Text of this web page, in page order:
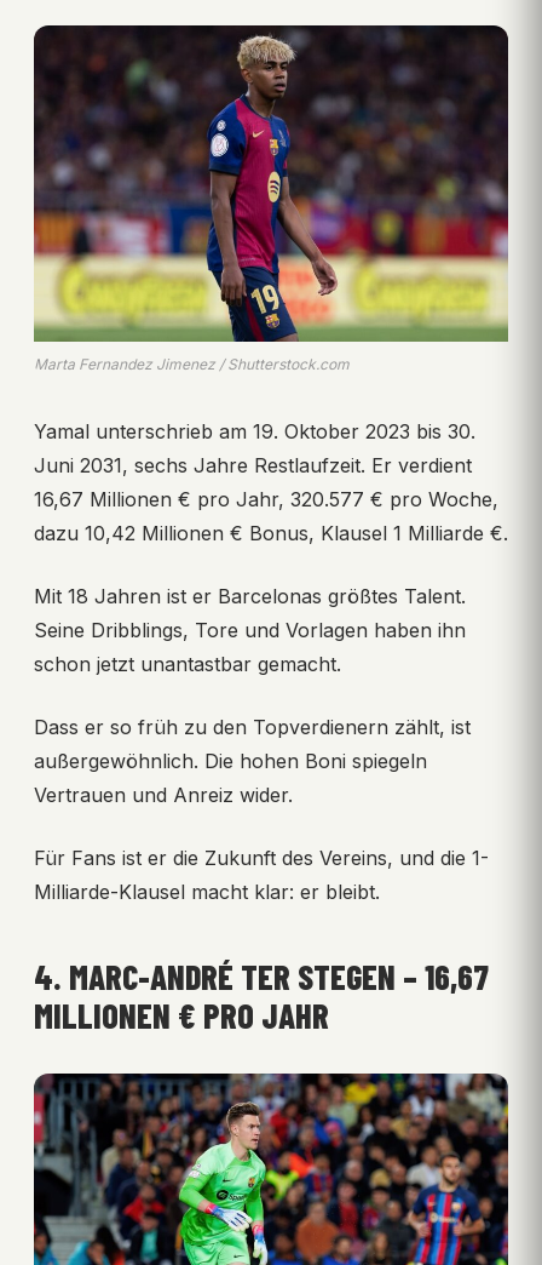
Marta Fernandez Jimenez / Shutterstock.com
Yamal unterschrieb am 19. Oktober 2023 bis 30.
Juni 2031, sechs Jahre Restlaufzeit. Er verdient
16,67 Millionen € pro Jahr, 320.577 € pro Woche,
dazu 10,42 Millionen € Bonus, Klausel 1 Milliarde €.
Mit 18 Jahren ist er Barcelonas größtes Talent.
Seine Dribblings, Tore und Vorlagen haben ihn
schon jetzt unantastbar gemacht.
Dass er so früh zu den Topverdienern zählt, ist
außergewöhnlich. Die hohen Boni spiegeln
Vertrauen und Anreiz wider.
Für Fans ist er die Zukunft des Vereins, und die 1-
Milliarde-Klausel macht klar: er bleibt.
4. MARC-ANDRÉ TER STEGEN – 16,67
MILLIONEN € PRO JAHR